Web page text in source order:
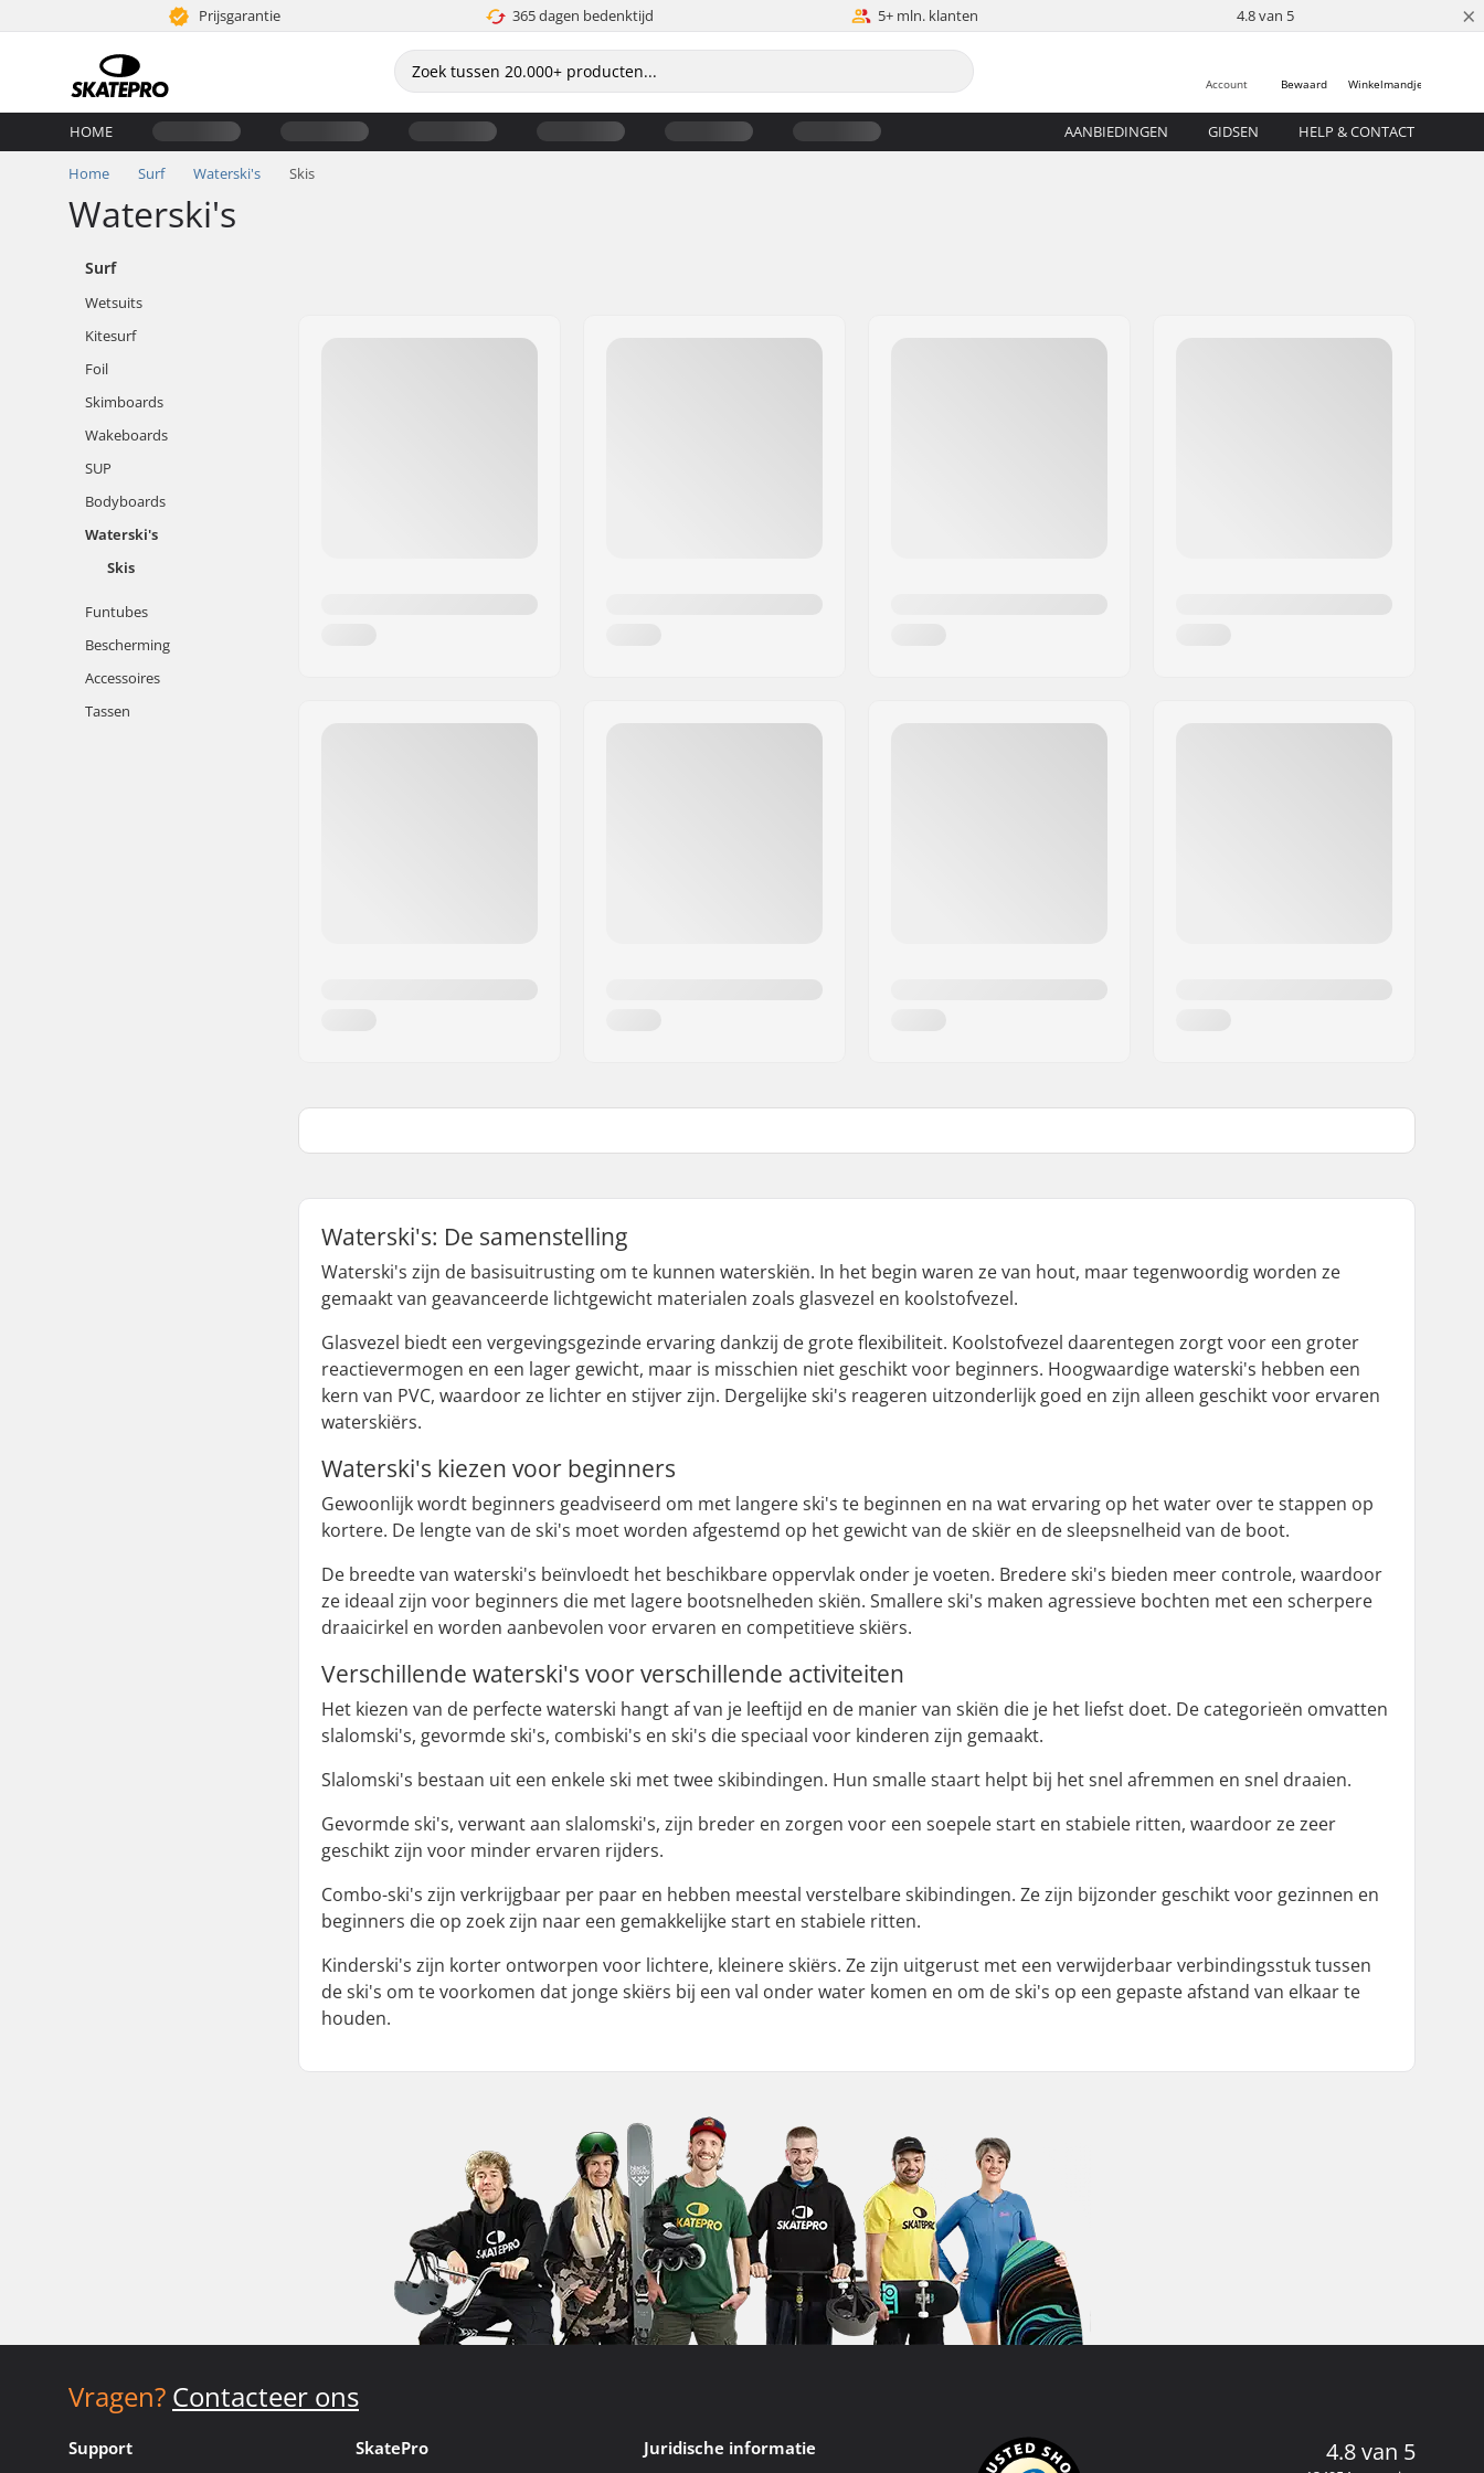
Prijsgarantie 365 dagen bedenktijd 5+ mln. klanten 4.8 van 5 ×
Winkelmandje
Bewaard
Account
HOME AANBIEDINGEN GIDSEN HELP & CONTACT
Home Surf Waterski's Skis
Waterski's
Surf
Wetsuits
Kitesurf
Foil
Skimboards
Wakeboards
SUP
Bodyboards
Waterski's
Skis
Funtubes
Bescherming
Accessoires
Tassen
Waterski's: De samenstelling
Waterski's zijn de basisuitrusting om te kunnen waterskiën. In het begin waren ze van hout, maar tegenwoordig worden ze
gemaakt van geavanceerde lichtgewicht materialen zoals glasvezel en koolstofvezel.
Glasvezel biedt een vergevingsgezinde ervaring dankzij de grote flexibiliteit. Koolstofvezel daarentegen zorgt voor een groter
reactievermogen en een lager gewicht, maar is misschien niet geschikt voor beginners. Hoogwaardige waterski's hebben een
kern van PVC, waardoor ze lichter en stijver zijn. Dergelijke ski's reageren uitzonderlijk goed en zijn alleen geschikt voor ervaren
waterskiërs.
Waterski's kiezen voor beginners
Gewoonlijk wordt beginners geadviseerd om met langere ski's te beginnen en na wat ervaring op het water over te stappen op
kortere. De lengte van de ski's moet worden afgestemd op het gewicht van de skiër en de sleepsnelheid van de boot.
De breedte van waterski's beïnvloedt het beschikbare oppervlak onder je voeten. Bredere ski's bieden meer controle, waardoor
ze ideaal zijn voor beginners die met lagere bootsnelheden skiën. Smallere ski's maken agressieve bochten met een scherpere
draaicirkel en worden aanbevolen voor ervaren en competitieve skiërs.
Verschillende waterski's voor verschillende activiteiten
Het kiezen van de perfecte waterski hangt af van je leeftijd en de manier van skiën die je het liefst doet. De categorieën omvatten
slalomski's, gevormde ski's, combiski's en ski's die speciaal voor kinderen zijn gemaakt.
Slalomski's bestaan uit een enkele ski met twee skibindingen. Hun smalle staart helpt bij het snel afremmen en snel draaien.
Gevormde ski's, verwant aan slalomski's, zijn breder en zorgen voor een soepele start en stabiele ritten, waardoor ze zeer
geschikt zijn voor minder ervaren rijders.
Combo-ski's zijn verkrijgbaar per paar en hebben meestal verstelbare skibindingen. Ze zijn bijzonder geschikt voor gezinnen en
beginners die op zoek zijn naar een gemakkelijke start en stabiele ritten.
Kinderski's zijn korter ontworpen voor lichtere, kleinere skiërs. Ze zijn uitgerust met een verwijderbaar verbindingsstuk tussen
de ski's om te voorkomen dat jonge skiërs bij een val onder water komen en om de ski's op een gepaste afstand van elkaar te
houden.
Vragen? Contacteer ons
Support SkatePro Juridische informatie 4.8 van 5